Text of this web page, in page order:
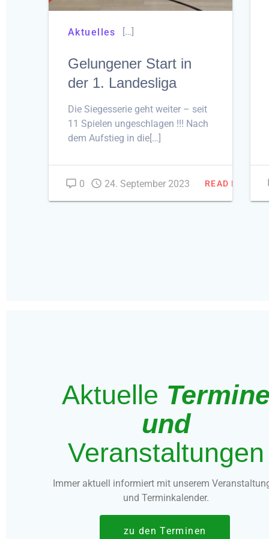
Aktuelles […]
Gelungener Start in
der 1. Landesliga
Die Siegesserie geht weiter – seit
11 Spielen ungeschlagen !!! Nach
dem Aufstieg in die[…]
0 24. September 2023 READ MORE
Aktuelle
und
Veranstaltungen
Immer aktuell informiert mit unserem
und Terminkalender.
zu den Terminen